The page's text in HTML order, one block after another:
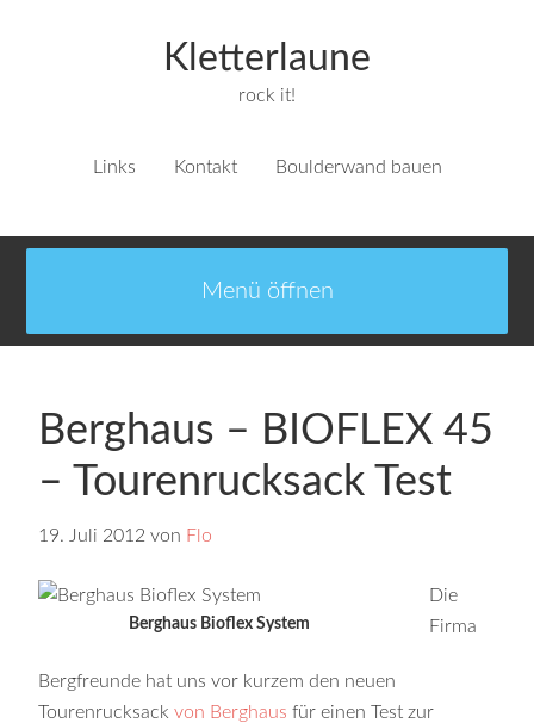
Kletterlaune
rock it!
Links Kontakt Boulderwand bauen
Berghaus – BIOFLEX 45
– Tourenrucksack Test
19. Juli 2012 von Flo
Berghaus Bioflex System
Die
Firma
Bergfreunde hat uns vor kurzem den neuen
Tourenrucksackvon Berghaus für einen Test zur